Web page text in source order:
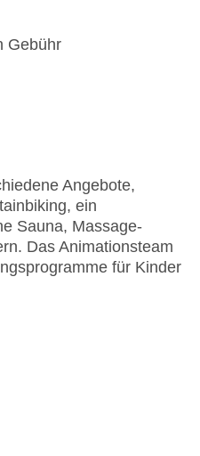
Gebühr
Angebote,
ein
Sauna, Massage-
Das Animationsteam
für Kinder